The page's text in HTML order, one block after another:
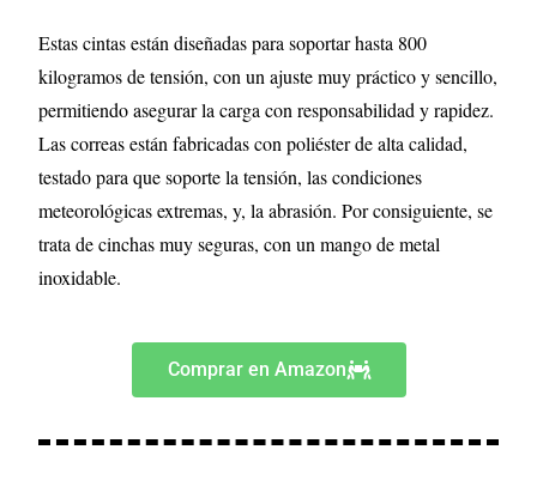
Estas cintas están diseñadas para soportar hasta 800
kilogramos de tensión, con un ajuste muy práctico y sencillo,
permitiendo asegurar la carga con responsabilidad y rapidez.
Las correas están fabricadas con poliéster de alta calidad,
testado para que soporte la tensión, las condiciones
meteorológicas extremas, y, la abrasión. Por consiguiente, se
trata de cinchas muy seguras, con un mango de metal
inoxidable.
Comprar en Amazon